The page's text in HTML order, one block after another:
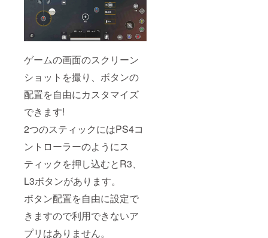
ゲームの画面のスクリーン
ショットを撮り、ボタンの
配置を自由にカスタマイズ
できます!
2つのスティックにはPS4コ
ントローラーのようにス
ティックを押し込むとR3、
L3ボタンがあります。
ボタン配置を自由に設定で
きますので利用できないア
プリはありません。